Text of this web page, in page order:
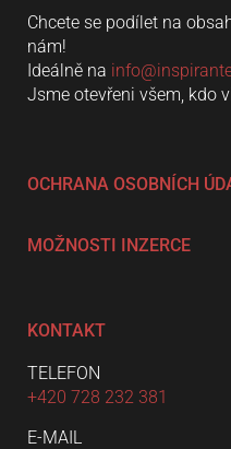
Chcete se podílet na
nám!
Ideálně na
Jsme otevřeni všem, kdo
OCHRANA OSOBNÍCH
MOŽNOSTI INZERCE
KONTAKT
TELEFON
+420 728 232 381
E-MAIL